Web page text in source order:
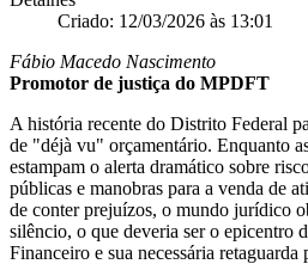
Criado: 12/03/2026 às 13:01
Fábio Macedo Nascimento
Promotor de justiça do MPDFT
A história recente do Distrito Federal
de "déjà vu" orçamentário. Enquanto
estampam o alerta dramático sobre
públicas e manobras para a venda de
de conter prejuízos, o mundo jurídico
silêncio, o que deveria ser o epicentro
Financeiro e sua necessária retaguarda